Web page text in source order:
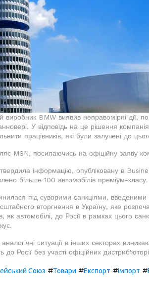
виробник BMW виявив неправомірні дії,
У відповідь на це рішення
працівників, які були залучені до
MSN, посилаючись на офіційну заяву
інформацію, опубліковану в
більше 100 автомобілів преміум-класу.
під суворими санкціями,
вторгнення в Україну, яке
як автомобілі, до Росії в рамках цього
ситуації в інших секторах
Росії без участі офіційних
Союз #Товари #Експорт #Імпорт #